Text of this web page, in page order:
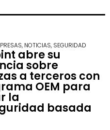
, NOTICIAS, SEGURIDAD
abre su
sobre
a terceros con
OEM para
la
basada